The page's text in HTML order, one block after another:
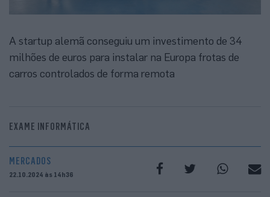
A startup alemã conseguiu um investimento de 34
milhões de euros para instalar na Europa frotas de
carros controlados de forma remota
EXAME INFORMÁTICA
MERCADOS
22.10.2024 às 14h36